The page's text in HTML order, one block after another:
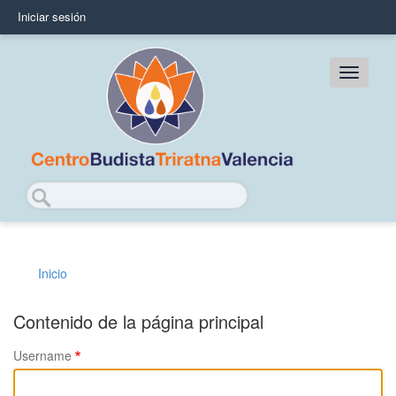
principal
User
Iniciar sesión
Main
Buscar
enlaces
de
Inicio
Contenido de la página principal
Username